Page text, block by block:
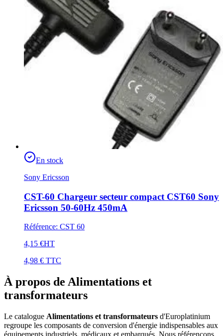
En stock
Sony Ericsson
CST-60 Chargeur secteur compact CST60 Sony
Ericsson 50-60Hz 450mA
Référence: CST 60
4,15 €HT
4,98 € TTC
À propos de Alimentations et
transformateurs
Le catalogue Alimentations et transformateurs d'Europlatinium
regroupe les composants de conversion d'énergie indispensables aux